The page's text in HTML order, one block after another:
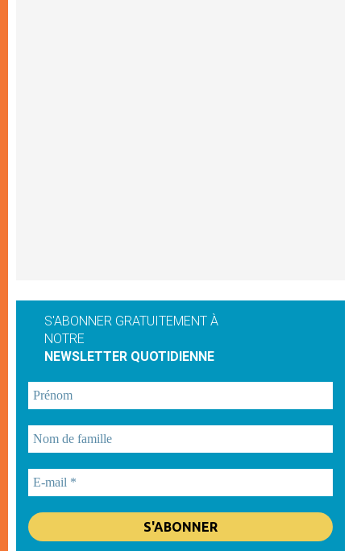
S'ABONNER GRATUITEMENT À
NOTRE
NEWSLETTER QUOTIDIENNE